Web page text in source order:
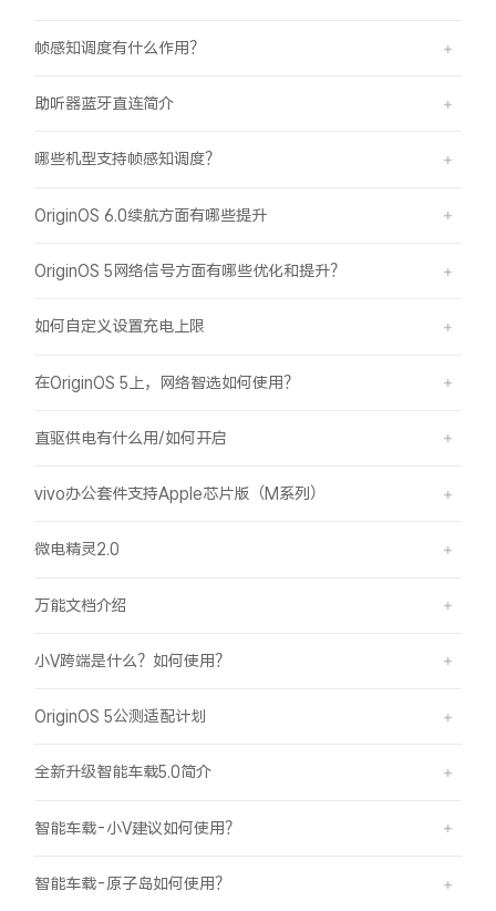
帧感知调度有什么作用？
助听器蓝牙直连简介
哪些机型支持帧感知调度？
OriginOS 6.0续航方面有哪些提升
OriginOS 5网络信号方面有哪些优化和提升？
如何自定义设置充电上限
在OriginOS 5上，网络智选如何使用？
直驱供电有什么用/如何开启
vivo办公套件支持Apple芯片版（M系列）
微电精灵2.0
万能文档介绍
小V跨端是什么？如何使用？
OriginOS 5公测适配计划
全新升级智能车载5.0简介
智能车载-小V建议如何使用？
智能车载-原子岛如何使用？